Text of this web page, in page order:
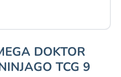
DOKTOR
TCG 9